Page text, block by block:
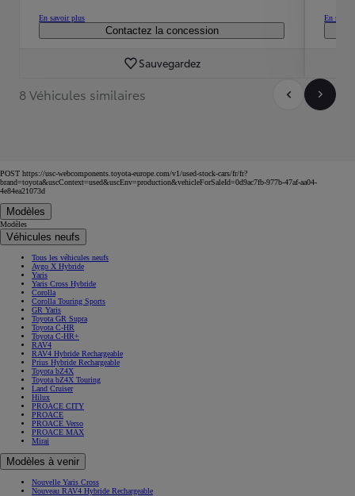
En savoir plus
Contactez la concession
Sauvegardez
En
8 Véhicules similaires
POST https://usc-webcomponents.toyota-europe.com/v1/used-stock-cars/fr/fr?
brand=toyota&uscContext=used&uscEnv=production&vehicleForSaleId=0d9ac7fb-977b-47af-aa04-
4e84ea21073d
Modèles
Modèles
Véhicules neufs
Tous les véhicules neufs
Aygo X Hybride
Yaris
Yaris Cross Hybride
Corolla
Corolla Touring Sports
GR Yaris
Toyota GR Supra
Toyota C-HR
Toyota C-HR+
RAV4
RAV4 Hybride Rechargeable
Prius Hybride Rechargeable
Toyota bZ4X
Toyota bZ4X Touring
Land Cruiser
Hilux
PROACE CITY
PROACE
PROACE Verso
PROACE MAX
Mirai
Modèles à venir
Nouvelle Yaris Cross
Nouveau RAV4 Hybride Rechargeable